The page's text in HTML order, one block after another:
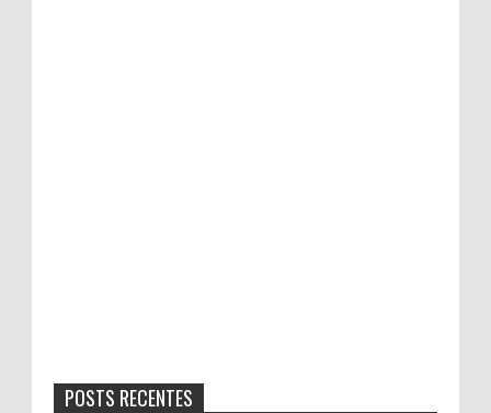
POSTS RECENTES